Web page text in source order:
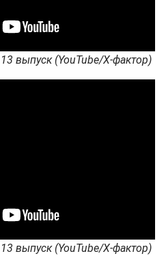
выпуск (YouTube/Х-фактор)
выпуск (YouTube/Х-фактор)